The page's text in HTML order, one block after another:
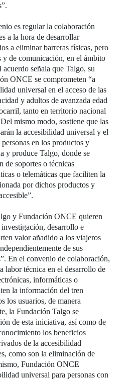
es regular la colaboración
a la hora de desarrollar
a eliminar barreras físicas, pero
y de comunicación, en el ámbito
señala que Talgo, su
ONCE se comprometen “a
universal en el acceso de las
y adultos de avanzada edad
tanto en territorio nacional
mismo modo, sostiene que las
la accesibilidad universal y el
en los productos y
y produce Talgo, donde se
de soportes o técnicas
o telemáticas que faciliten la
por dichos productos y
y Fundación ONCE quieren
desarrollo e
valor añadido a los viajeros
de sus
En el convenio de colaboración,
labor técnica en el desarrollo de
informáticas o
la información del tren
los usuarios, de manera
la Fundación Talgo se
de esta iniciativa, así como de
los beneficios
de la accesibilidad
como son la eliminación de
Fundación ONCE
universal para personas con